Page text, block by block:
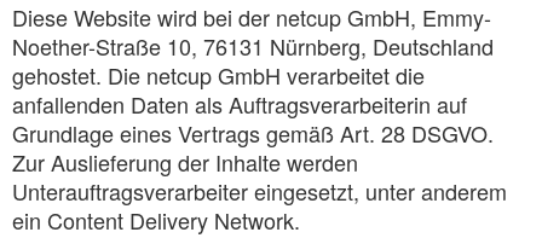
Diese Website wird bei der netcup GmbH, Emmy-
Noether-Straße 10, 76131 Nürnberg, Deutschland
gehostet. Die netcup GmbH verarbeitet die
anfallenden Daten als Auftragsverarbeiterin auf
Grundlage eines Vertrags gemäß Art. 28 DSGVO.
Zur Auslieferung der Inhalte werden
Unterauftragsverarbeiter eingesetzt, unter anderem
ein Content Delivery Network.